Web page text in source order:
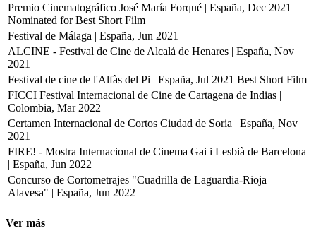
Premio Cinematográfico José María Forqué | España, Dec 2021
Nominated for Best Short Film
Festival de Málaga | España, Jun 2021
ALCINE - Festival de Cine de Alcalá de Henares | España, Nov
2021
Festival de cine de l'Alfàs del Pi | España, Jul 2021 Best Short Film
FICCI Festival Internacional de Cine de Cartagena de Indias |
Colombia, Mar 2022
Certamen Internacional de Cortos Ciudad de Soria | España, Nov
2021
FIRE! - Mostra Internacional de Cinema Gai i Lesbià de Barcelona
| España, Jun 2022
Concurso de Cortometrajes "Cuadrilla de Laguardia-Rioja
Alavesa" | España, Jun 2022
Ver más